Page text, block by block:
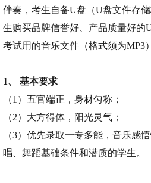
伴奏，考生自备U盘（U盘文件存
生购买品牌信誉好、产品质量好的
考试用的音乐文件（格式须为MP3
1、 基本要求
（1）五官端正，身材匀称；
（2）大方得体，阳光灵气；
（3）优先录取一专多能，音乐感
唱、舞蹈基础条件和潜质的学生。